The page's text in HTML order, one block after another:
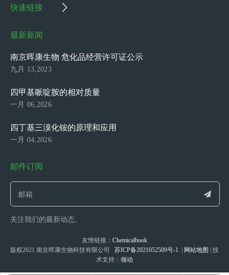
快速链接
最新新闻
南京晖康生物 危化品经营许可证公示
九月 13,2023
四甲基哌啶胺的相对质量
一月 06,2026
四丁基三溴化铵的原理和应用
一月 04,2026
邮件订阅
关注我们的最新动态。
友情链接： Chemicalbook
版权2021 南京晖康生物科技有限公司 苏ICP备2021052509号-1 网站地图
| 技
术支持： 领动